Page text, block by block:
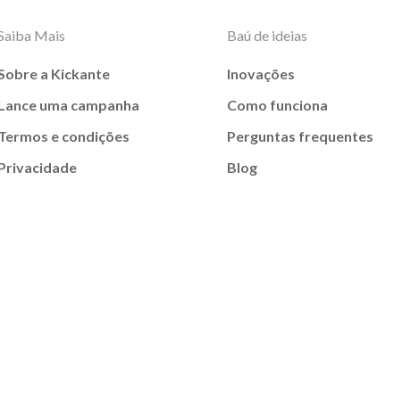
Mais
a Kickante
uma campanha
e condições
Baú de ideias
Inovações
Como funciona
Perguntas frequentes
Blog